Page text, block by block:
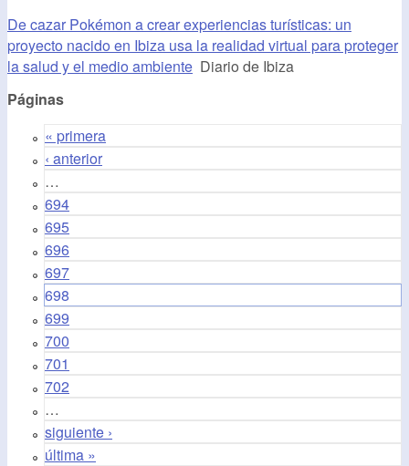
De cazar Pokémon a crear experiencias turísticas: un
proyecto nacido en Ibiza usa la realidad virtual para proteger
la salud y el medio ambiente Diario de Ibiza
Páginas
« primera
‹ anterior
…
694
695
696
697
698
699
700
701
702
…
siguiente ›
última »